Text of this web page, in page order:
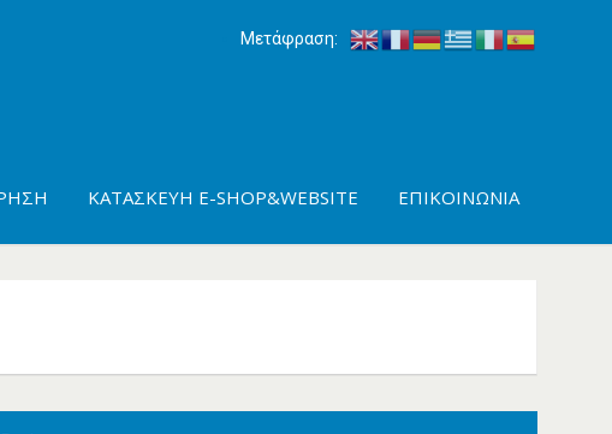
Μετάφραση:
ΚΑΤΑΣΚΕΥΉ E-SHOP&WEBSITE ΕΠΙΚΟΙΝΩΝΊΑ